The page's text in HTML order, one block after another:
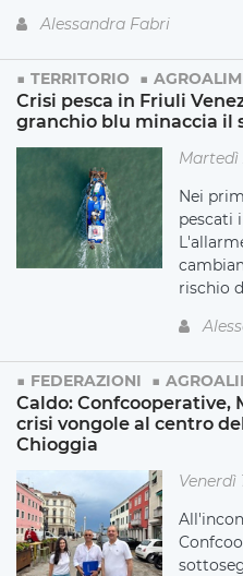
Alessandra Fabri
TERRITORIO
Crisi pesca in Friuli
granchio blu minaccia il
Martedì
Nei
pescati
rischio
FEDERAZIONI
Caldo: Confcooperative,
crisi vongole al centro
Chioggia
Venerdì